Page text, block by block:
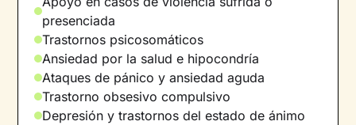
una ruptura, sin dejar de lado otros aspectos
importantes de su desarrollo personal.
Sigo la corriente cognitivo-conductual, aunque
me gusta adaptar el enfoque a cada persona,
porque creo que cada historia es única y no a
todos nos funciona lo mismo.
presenciada
Trastornos psicosomáticos
Ansiedad por la salud e hipocondría
Ataques de pánico y ansiedad aguda
Trastorno obsesivo compulsivo
Depresión y trastornos del estado de ánimo